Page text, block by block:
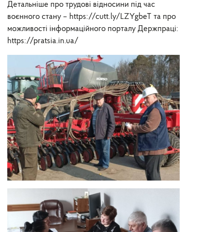
Детальніше про трудові відносини під час
воєнного стану – https://cutt.ly/LZYgbeT та про
можливості інформаційного порталу Держпраці:
https://pratsia.in.ua/